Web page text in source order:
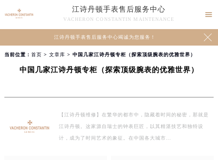
江诗丹顿手表售后服务中心
VACHERON CONSTANTIN MAINTENANCE

江诗丹顿手表售后服务中心竭诚为您服务！ 
当前位置： 首页 > 文章库 > 中国几家江诗丹顿专柜（探索顶级腕表的优雅世界）
中国几家江诗丹顿专柜（探索顶级腕表的优雅世界）
【江诗丹顿维修】在繁华的都市中，隐藏着时间的秘密，那就是
江诗丹顿。这家源自瑞士的钟表巨匠，以其精湛技艺和独特设
计，成为了时间艺术的象征。在中国各大城市…